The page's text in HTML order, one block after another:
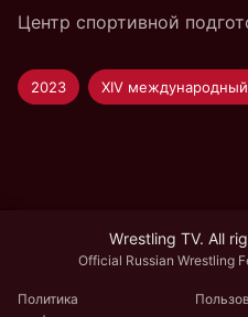
Центр спортивной
2023
Wrestling TV. All
Official Russian Wrestling
Политика